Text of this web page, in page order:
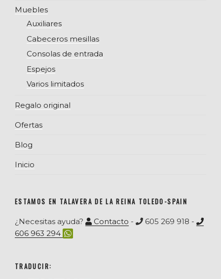
Muebles
Auxiliares
Cabeceros mesillas
Consolas de entrada
Espejos
Varios limitados
Regalo original
Ofertas
Blog
Inicio
ESTAMOS EN TALAVERA DE LA REINA TOLEDO-SPAIN
¿Necesitas ayuda? Contacto -
605 269 918 -
606 963 294
TRADUCIR: